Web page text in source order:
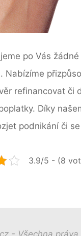
po Vás
Nabízíme
refinancovat či
Díky
podnikání či
3.9/5 - (8
- Všechna práva